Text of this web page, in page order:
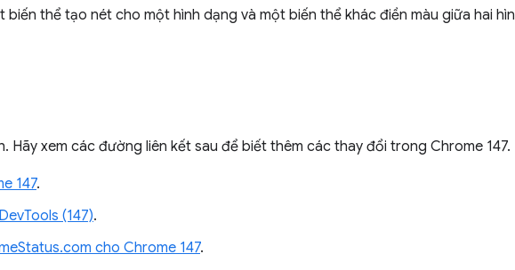
biến thể tạo nét cho một hình dạng và một biến thể khác điền màu giữa hai
Hãy xem các đường liên kết sau để biết thêm các thay đổi trong Chrome 147.
147.
(147).
cho Chrome 147.